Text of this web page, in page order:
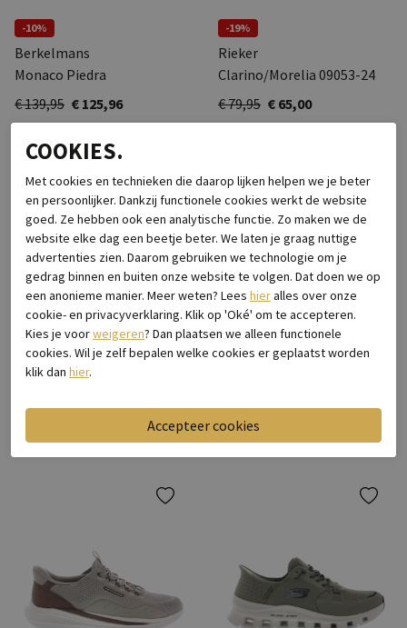
-10%
Berkelmans
Monaco Piedra
€ 139,95 € 125,96
-19%
Rieker
Clarino/Morelia 09053-24
€ 79,95 € 65,00
Davy Riko Dark Brown 2151
€ 194,95 € 175,46
Davy Riko Black
€ 194,95 € 175,46
COOKIES.
Met cookies en technieken die daarop lijken helpen we je beter
en persoonlijker. Dankzij functionele cookies werkt de website
goed. Ze hebben ook een analytische functie. Zo maken we de
website elke dag een beetje beter. We laten je graag nuttige
advertenties zien. Daarom gebruiken we technologie om je
gedrag binnen en buiten onze website te volgen. Dat doen we op
een anonieme manier. Meer weten? Lees hieralles over onze
cookie- en privacyverklaring. Klik op 'Oké' om te accepteren.
Kies je voorweigeren? Dan plaatsen we alleen functionele
cookies. Wil je zelf bepalen welke cookies er geplaatst worden
klik dan hier.